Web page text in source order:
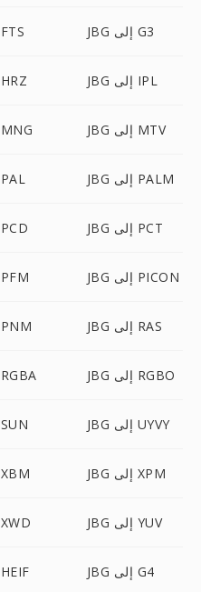
JBG إلى FTS JBG إلى G3
JBG إلى HRZ JBG إلى IPL
JBG إلى MNG JBG إلى MTV
JBG إلى PAL JBG إلى PALM
JBG إلى PCD JBG إلى PCT
JBG إلى PFM JBG إلى PICON
JBG إلى PNM JBG إلى RAS
JBG إلى RGBA JBG إلى RGBO
JBG إلى SUN JBG إلى UYVY
JBG إلى XBM JBG إلى XPM
JBG إلى XWD JBG إلى YUV
JBG إلى HEIF JBG إلى G4